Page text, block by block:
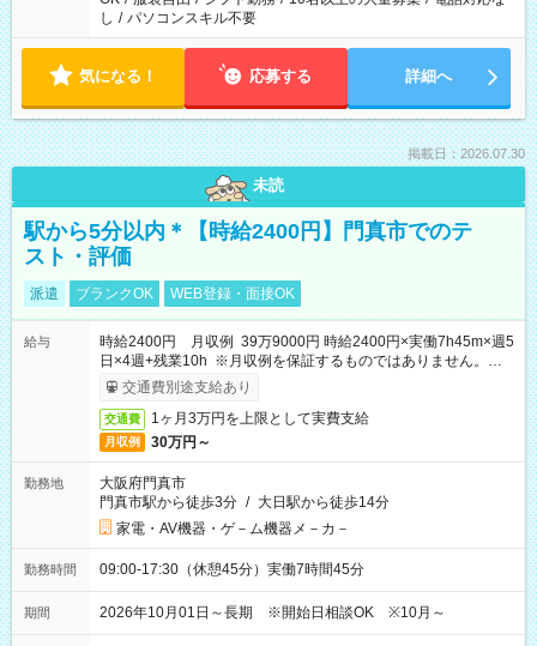
し / パソコンスキル不要
気になる！ 応募する 詳細へ
掲載日：2026.07.30
未読
駅から5分以内＊【時給2400円】門真市でのテ
スト・評価
派遣 ブランクOK WEB登録・面接OK
給与
時給2400円 月収例 39万9000円 時給2400円×実働7h45m×週5
日×4週+残業10h ※月収例を保証するものではありません。※給
与即受取りサービス利用可（利用条件有）
交通費別途支給あり
交通費 1ヶ月3万円を上限として実費支給
月収例 30万円～
勤務地
大阪府門真市
門真市駅から徒歩3分 / 大日駅から徒歩14分
家電・AV機器・ゲ－ム機器メ－カ－
勤務時間 09:00-17:30（休憩45分）実働7時間45分
期間 2026年10月01日～長期 ※開始日相談OK ※10月～